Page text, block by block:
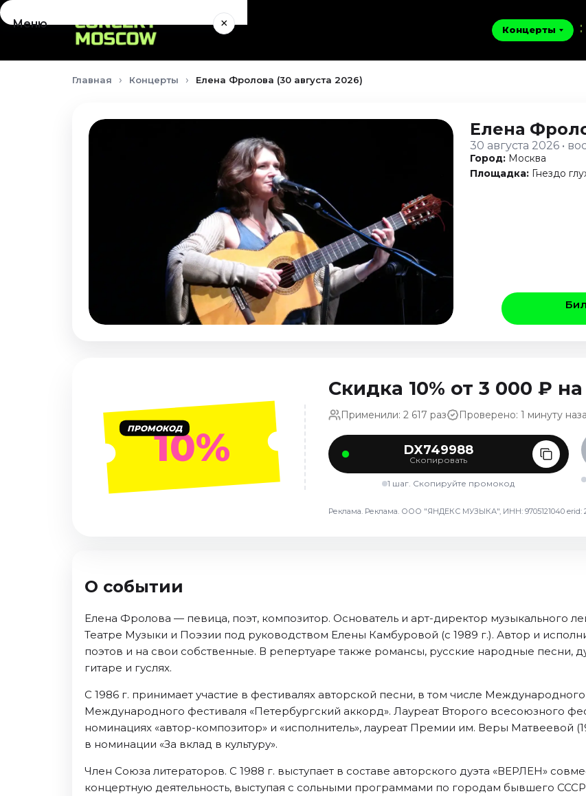
Концерты
Меню ×
Концерты
Август 2026
Октябрь 2026
Сентябрь 2026
Октябрь 2026
Сентябрь 2026
Главная Концерты Елена Фролова (30 августа 2026)
Елена
30 августа 2026 •
Город: Москва
Площадка: Гнездо
ПРОМОКОД10%
Скидка 10% от 3 000 ₽
Применили: 2 617 раз Проверено: 1 минуту
DX749988
Скопировать
1 шаг. Скопируйте промокод
Реклама. Реклама. ООО "ЯНДЕКС МУЗЫКА", ИНН: 9705121040 erid:
О событии
Елена Фролова — певица, поэт, композитор. Основатель и арт-директор музыкального
Театре Музыки и Поэзии под руководством Елены Камбуровой (с 1989 г.). Автор и
поэтов и на свои собственные. В репертуаре также романсы, русские народные песни,
гитаре и гуслях.
С 1986 г. принимает участие в фестивалях авторской песни, в том числе
Международного фестиваля «Петербургский аккорд». Лауреат Второго всесоюзного
номинациях «автор-композитор» и «исполнитель», лауреат Премии им. Веры Матвеевой
в номинации «За вклад в культуру».
Член Союза литераторов. С 1988 г. выступает в составе авторского дуэта «ВЕРЛЕН»
концертную деятельность, выступая с сольными программами по городам бывшего